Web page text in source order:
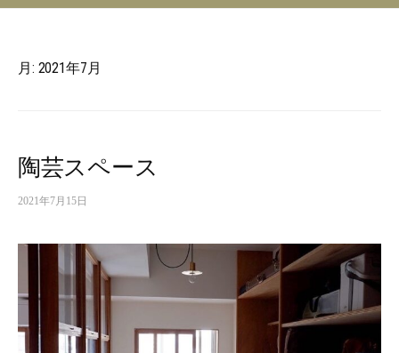
ス
月: 2021年7月
陶芸スペース
2021年7月15日